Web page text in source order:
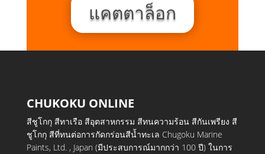
แคตตาล็อก
CHUKOKU ONLINE
สีชูโกกุ สีทาเรือ สีอุตสาหกรรม สีทนความร้อน สีกันเพรียง สี
ชูโกกุ สีที่ทนต่อการกัดกร่อนสีน้ำทะเล Chugoku Marine
Paints, Ltd. , Japan (มีประสบการณ์มากกว่า 100 ปี) ในการ